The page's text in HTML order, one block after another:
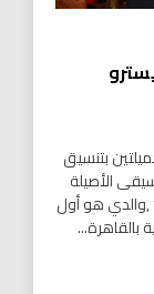
بتنسيق
الأصيلة
,والدي هو أول
بالقاهرة...